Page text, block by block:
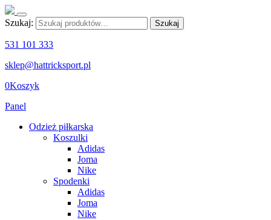
Szukaj: Szukaj
531 101 333
sklep@hattricksport.pl
0Koszyk
Panel
Odzież piłkarska
Koszulki
Adidas
Joma
Nike
Spodenki
Adidas
Joma
Nike